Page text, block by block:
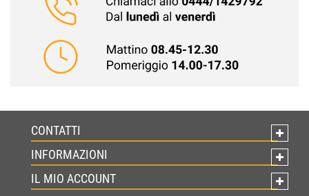
CONTATTI
INFORMAZIONI
IL MIO ACCOUNT